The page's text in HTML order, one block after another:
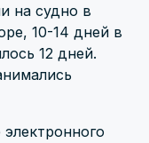
на судно в
10-14 дней в
12 дней.